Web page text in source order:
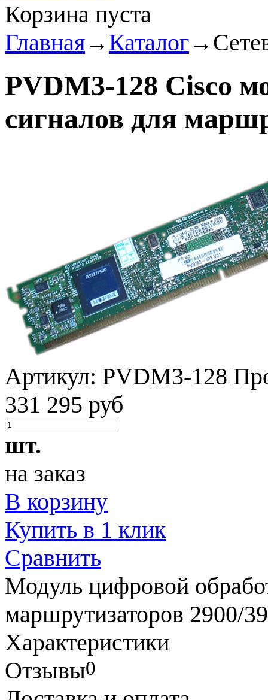
Корзина пуста
Главная→ Каталог→
PVDM3-128 Cisco
сигналов для
Артикул: PVDM3-128
331 295 руб
шт.
на заказ
В корзину
Купить в 1 клик
Сравнить
Модуль цифровой
маршрутизаторов 2900/
Характеристики
Отзывы0